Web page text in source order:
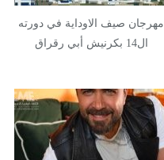
مهرجان صيف الاوداية في دورته
ال14 بكرنيش أبي رقراق